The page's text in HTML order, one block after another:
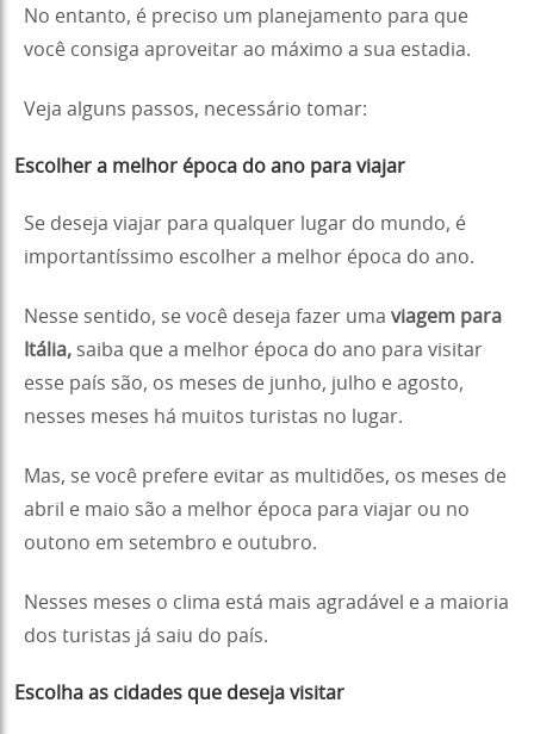
No entanto, é preciso um planejamento para que
você consiga aproveitar ao máximo a sua estadia.
Veja alguns passos, necessário tomar:
Escolher a melhor época do ano para viajar
Se deseja viajar para qualquer lugar do mundo, é
importantíssimo escolher a melhor época do ano.
Nesse sentido, se você deseja fazer uma viagem para
Itália, saiba que a melhor época do ano para visitar
esse país são, os meses de junho, julho e agosto,
nesses meses há muitos turistas no lugar.
Mas, se você prefere evitar as multidões, os meses de
abril e maio são a melhor época para viajar ou no
outono em setembro e outubro.
Nesses meses o clima está mais agradável e a maioria
dos turistas já saiu do país.
Escolha as cidades que deseja visitar